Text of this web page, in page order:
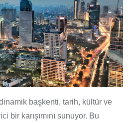
başkenti, tarih, kültür ve
bir karışımını sunuyor. Bu